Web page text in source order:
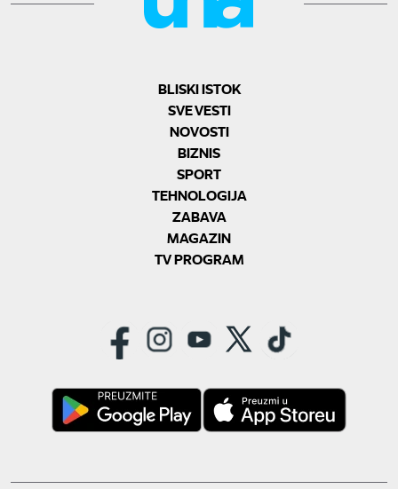
BLISKI ISTOK
SVE VESTI
NOVOSTI
BIZNIS
SPORT
TEHNOLOGIJA
ZABAVA
MAGAZIN
TV PROGRAM